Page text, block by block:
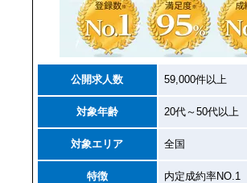
公開求人数 59,000件以上
対象年齢 20代～50代以上
対象エリア 全国
特徴 内定成約率NO.1